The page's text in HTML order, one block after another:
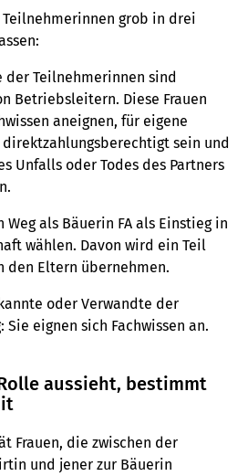
grob in drei
der Teilnehmerinnen sind
Betriebsleitern. Diese Frauen
aneignen, für eigene
sein und
Unfalls oder Todes des Partners
Weg als Bäuerin FA als Einstieg in
wählen. Davon wird ein Teil
den Eltern übernehmen.
oder Verwandte der
eignen sich Fachwissen an.
aussieht, bestimmt
Frauen, die zwischen der
und jener zur Bäuerin